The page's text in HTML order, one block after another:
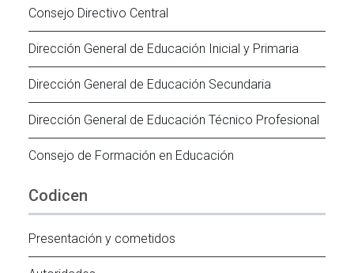
Consejo Directivo Central
Dirección General de Educación Inicial y Primaria
Dirección General de Educación Secundaria
Dirección General de Educación Técnico Profesional
Consejo de Formación en Educación
Codicen
Presentación y cometidos